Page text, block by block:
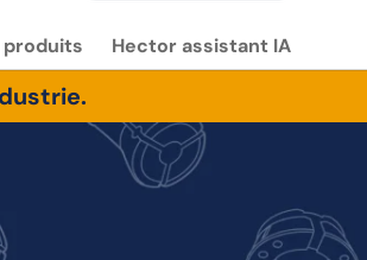
produits Hector assistant IA